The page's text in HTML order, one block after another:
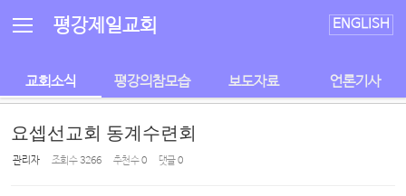
평강제일교회 ENGLISH
교회소식 평강의참모습 보도자료 언론기사
요셉선교회 동계수련회
관리자 조회 수3266 추천 수0 댓글0